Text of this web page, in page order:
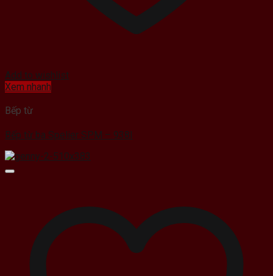
Add to wishlist
Xem nhanh
Bếp từ
Bếp từ ba Spelier SPM – 938I